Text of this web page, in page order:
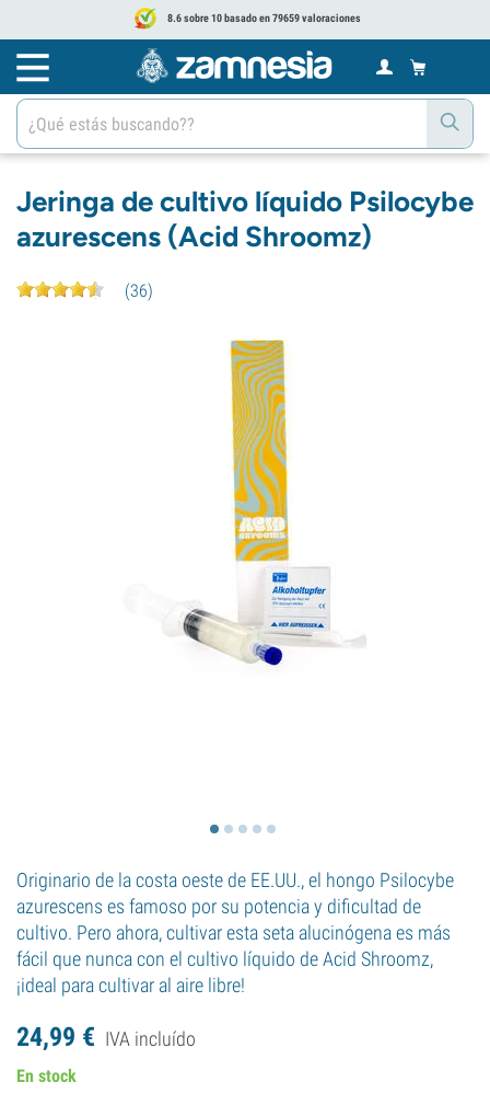
8.6 sobre 10 basado en 79659 valoraciones
Jeringa de cultivo líquido Psilocybe
azurescens (Acid Shroomz)
(36)
Originario de la costa oeste de EE.UU., el hongo Psilocybe
azurescens es famoso por su potencia y dificultad de
cultivo. Pero ahora, cultivar esta seta alucinógena es más
fácil que nunca con el cultivo líquido de Acid Shroomz,
¡ideal para cultivar al aire libre!
24,99 € IVA incluído
En stock